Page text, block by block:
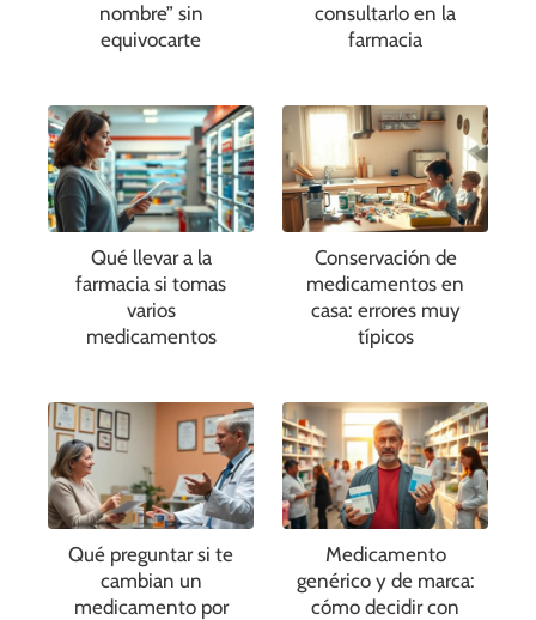
nombre” sin
equivocarte
consultarlo en la
farmacia
Qué llevar a la
farmacia si tomas
varios
medicamentos
Conservación de
medicamentos en
casa: errores muy
típicos
Qué preguntar si te
cambian un
medicamento por
Medicamento
genérico y de marca:
cómo decidir con